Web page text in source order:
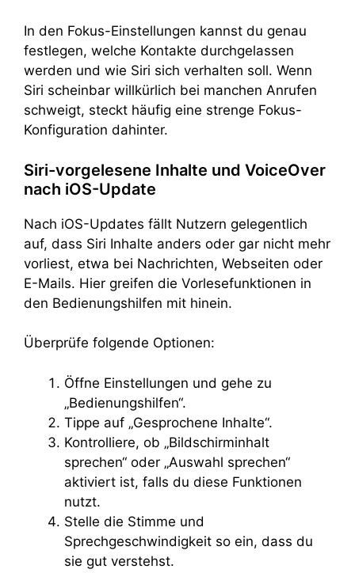
In den Fokus-Einstellungen kannst du genau
festlegen, welche Kontakte durchgelassen
werden und wie Siri sich verhalten soll. Wenn
Siri scheinbar willkürlich bei manchen Anrufen
schweigt, steckt häufig eine strenge Fokus-
Konfiguration dahinter.
Siri-vorgelesene Inhalte und VoiceOver
nach iOS-Update
Nach iOS-Updates fällt Nutzern gelegentlich
auf, dass Siri Inhalte anders oder gar nicht mehr
vorliest, etwa bei Nachrichten, Webseiten oder
E-Mails. Hier greifen die Vorlesefunktionen in
den Bedienungshilfen mit hinein.
Überprüfe folgende Optionen:
Öffne Einstellungen und gehe zu
„Bedienungshilfen“.
Tippe auf „Gesprochene Inhalte“.
Kontrolliere, ob „Bildschirminhalt
sprechen“ oder „Auswahl sprechen“
aktiviert ist, falls du diese Funktionen
nutzt.
Stelle die Stimme und
Sprechgeschwindigkeit so ein, dass du
sie gut verstehst.